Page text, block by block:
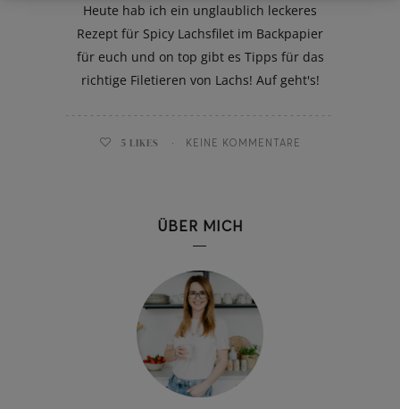
Heute hab ich ein unglaublich leckeres
Rezept für Spicy Lachsfilet im Backpapier
für euch und on top gibt es Tipps für das
richtige Filetieren von Lachs! Auf geht's!
5 LIKES KEINE KOMMENTARE
ÜBER MICH